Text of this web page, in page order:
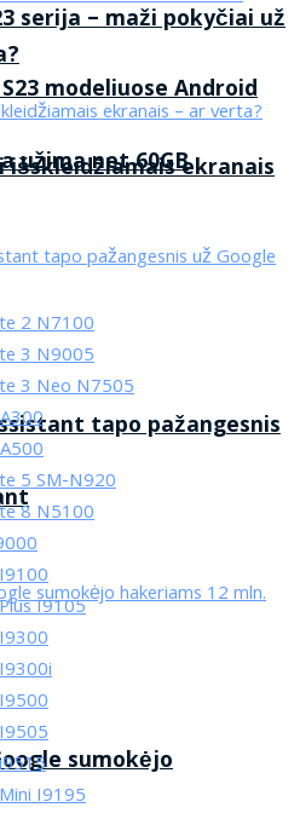
modeliuose Android
užima net 60GB
tapo pažangesnis
sumokėjo
serija – maži pokyčiai už
ekranais
2 N7100
3 N9005
3 Neo N7505
5 SM-N920
8 N5100
I9105
I9195